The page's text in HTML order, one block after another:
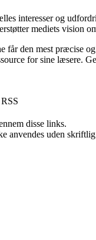
interesser og
mediets
den mest præcise
for sine
RSS
disse links.
uden